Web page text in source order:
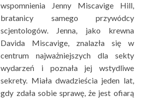
wspomnienia Jenny Miscavige Hill,
bratanicy samego przywódcy
scjentologów. Jenna, jako krewna
Davida Miscavige, znalazła się w
centrum najważniejszych dla sekty
wydarzeń i poznała jej wstydliwe
sekrety. Miała dwadzieścia jeden lat,
gdy zdała sobie sprawę, że jest ofiarą